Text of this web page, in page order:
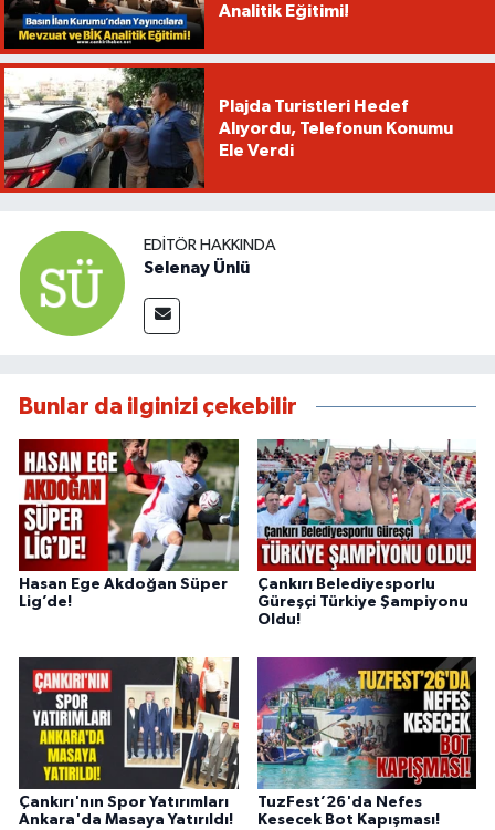
Analitik Eğitimi!
Plajda Turistleri Hedef
Alıyordu, Telefonun Konumu
Ele Verdi
EDITÖR HAKKINDA
Selenay Ünlü
Bunlar da ilginizi çekebilir
Hasan Ege Akdoğan Süper
Lig’de!
Çankırı Belediyesporlu
Güreşçi Türkiye Şampiyonu
Oldu!
Çankırı'nın Spor Yatırımları
Ankara'da Masaya Yatırıldı!
TuzFest’26'da Nefes
Kesecek Bot Kapışması!